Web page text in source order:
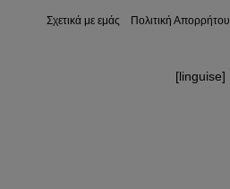
Σχετικά με εμάς Πολιτική Απορρήτου
[linguise]